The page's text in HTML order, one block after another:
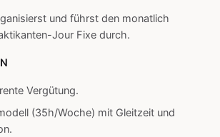
und führst den monatlich
Jour Fixe durch.
Vergütung.
(35h/Woche) mit Gleitzeit und